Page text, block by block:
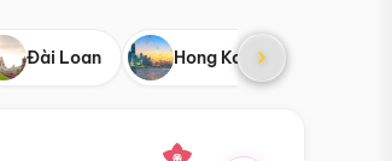
Đài Loan Hong Kong